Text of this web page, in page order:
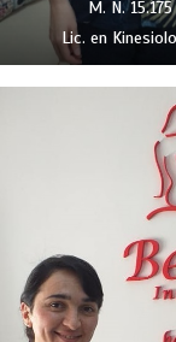
M. N. 15.175
Lic. en